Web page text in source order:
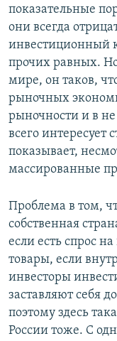
показательные
они всегда
инвестиционный
прочих равных.
мире, он таков,
рыночных
рыночности и в
всего интересует
показывает,
массированные
Проблема в том,
собственная
если есть спрос
товары, если
инвесторы
заставляют себя
поэтому здесь
России тоже. С